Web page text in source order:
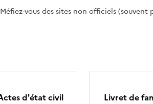
vous des sites non officiels (souvent
d'état civil Livret de